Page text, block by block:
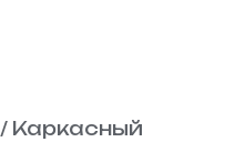
/ Каркасный